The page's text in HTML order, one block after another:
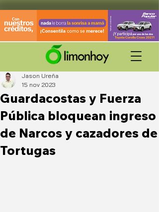
Guardacostas y Fuerza
Pública bloquean ingreso
de Narcos y cazadores de
Tortugas
Jason Ureña
15 nov 2023